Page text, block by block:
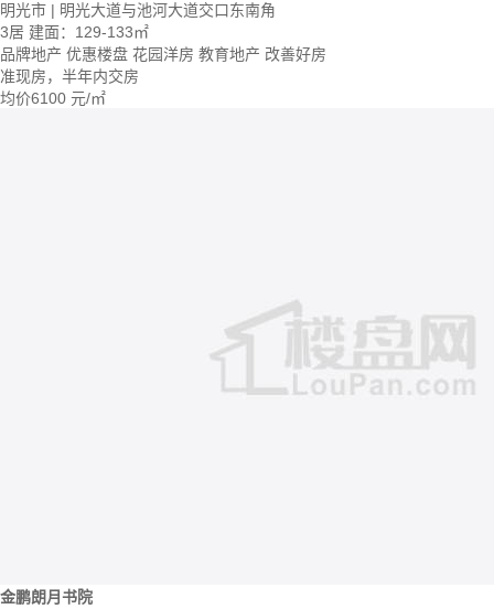
明光市 | 明光大道与池河大道交口东南角
3居 建面：129-133㎡
品牌地产 优惠楼盘 花园洋房 教育地产 改善好房
准现房，半年内交房
均价6100 元/㎡
金鹏朗月书院